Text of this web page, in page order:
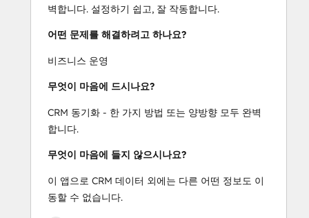
벽합니다. 설정하기 쉽고, 잘 작동합니다.
어떤 문제를 해결하려고 하나요?
비즈니스 운영
무엇이 마음에 드시나요?
CRM 동기화 - 한 가지 방법 또는 양방향 모두 완벽
합니다.
무엇이 마음에 들지 않으시나요?
이 앱으로 CRM 데이터 외에는 다른 어떤 정보도 이
동할 수 없습니다.